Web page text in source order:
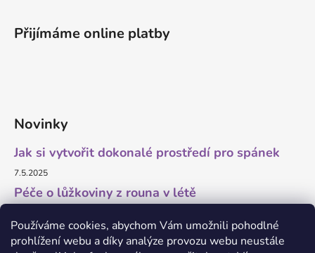
Používáme cookies, abychom Vám umožnili pohodlné
prohlížení webu a díky analýze provozu webu neustále
Přijímáme online platby
Novinky
Jak si vytvořit dokonalé prostředí pro spánek
7.5.2025
Péče o lůžkoviny z rouna v létě